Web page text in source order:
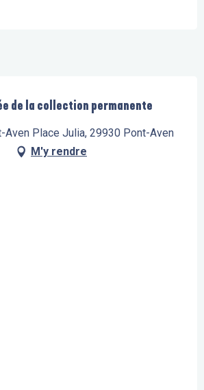
de la collection permanente
Aven Place Julia, 29930 Pont-Aven
M'y rendre